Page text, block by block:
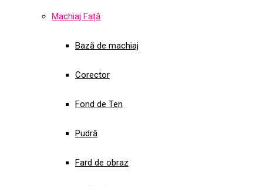
Machiaj Față
Bază de machiaj
Corector
Fond de Ten
Pudră
Fard de obraz